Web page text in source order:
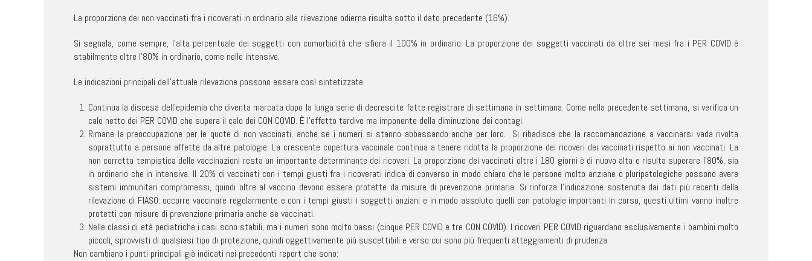
La proporzione dei non vaccinati fra i ricoverati in ordinario alla rilevazione odierna risulta sotto il dato precedente (16%).
Si segnala, come sempre, l’alta percentuale dei soggetti con comorbidità che sfiora il 100% in ordinario. La proporzione dei soggetti vaccinati da oltre sei mesi fra i PER COVID è
stabilmente oltre l’80% in ordinario, come nelle intensive.
Le indicazioni principali dell’attuale rilevazione possono essere così sintetizzate.
Continua la discesa dell’epidemia che diventa marcata dopo la lunga serie di decrescite fatte registrare di settimana in settimana. Come nella precedente settimana, si verifica un
calo netto dei PER COVID che supera il calo dei CON COVID. È l’effetto tardivo ma imponente della diminuzione dei contagi.
Rimane la preoccupazione per le quote di non vaccinati, anche se i numeri si stanno abbassando anche per loro. Si ribadisce che la raccomandazione a vaccinarsi vada rivolta
soprattutto a persone affette da altre patologie. La crescente copertura vaccinale continua a tenere ridotta la proporzione dei ricoveri dei vaccinati rispetto ai non vaccinati. La
non corretta tempistica delle vaccinazioni resta un importante determinante dei ricoveri. La proporzione dei vaccinati oltre i 180 giorni è di nuovo alta e risulta superare l’80%, sia
in ordinario che in intensiva. Il 20% di vaccinati con i tempi giusti fra i ricoverati indica di converso in modo chiaro che le persone molto anziane o pluripatologiche possono avere
sistemi immunitari compromessi, quindi oltre al vaccino devono essere protette da misure di prevenzione primaria. Si rinforza l’indicazione sostenuta dai dati più recenti della
rilevazione di FIASO: occorre vaccinare regolarmente e con i tempi giusti i soggetti anziani e in modo assoluto quelli con patologie importanti in corso, questi ultimi vanno inoltre
protetti con misure di prevenzione primaria anche se vaccinati.
Nelle classi di età pediatriche i casi sono stabili, ma i numeri sono molto bassi (cinque PER COVID e tre CON COVID). I ricoveri PER COVID riguardano esclusivamente i bambini molto
piccoli, sprovvisti di qualsiasi tipo di protezione, quindi oggettivamente più suscettibili e verso cui sono più frequenti atteggiamenti di prudenza
Non cambiano i punti principali già indicati nei precedenti report che sono: